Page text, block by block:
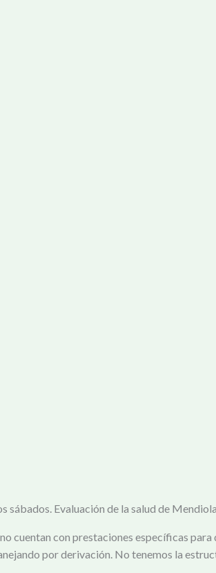
sábados. Evaluación de la salud de
cuentan con prestaciones específicas
por derivación. No tenemos la